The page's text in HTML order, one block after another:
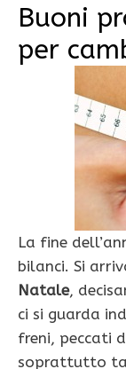
Buoni
per
La fine
bilanci. Si
Natale,
ci si guarda
freni, peccati
soprattutto